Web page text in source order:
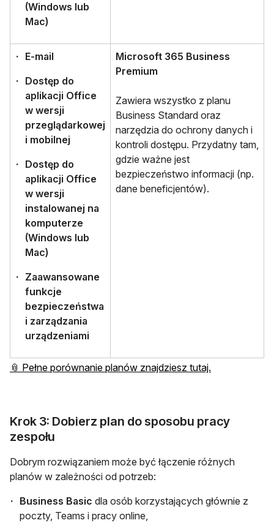
(Windows lub
Mac)
E-mail
Dostęp do
aplikacji Office
w wersji
przeglądarkowej
i mobilnej
Dostęp do
aplikacji Office
w wersji
instalowanej na
komputerze
(Windows lub
Mac)
Zaawansowane
funkcje
bezpieczeństwa
i zarządzania
urządzeniami
Microsoft 365 Business
Premium
Zawiera wszystko z planu
Business Standard oraz
narzędzia do ochrony danych i
kontroli dostępu. Przydatny tam,
gdzie ważne jest
bezpieczeństwo informacji (np.
dane beneficjentów).
📎 Pełne porównanie planów znajdziesz tutaj.
Krok 3: Dobierz plan do sposobu pracy
zespołu
Dobrym rozwiązaniem może być łączenie różnych
planów w zależności od potrzeb:
Business Basic dla osób korzystających głównie z
poczty, Teams i pracy online,